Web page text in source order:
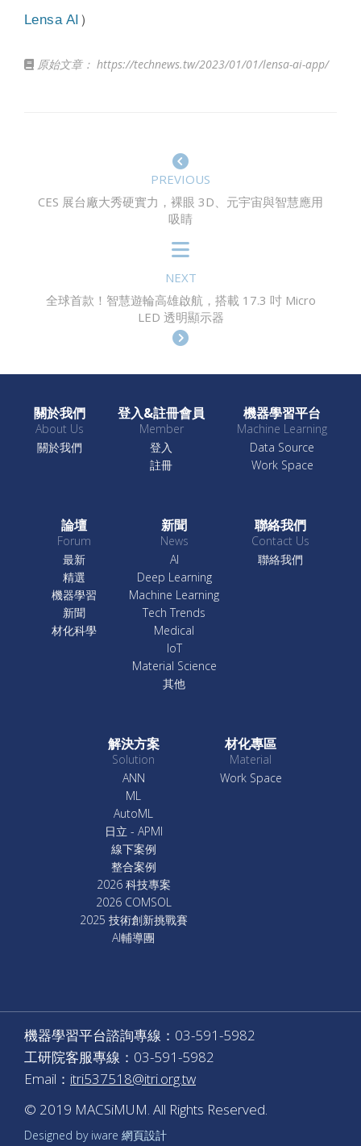
Lensa AI ）
原始文章： https://technews.tw/2023/01/01/lensa-ai-app/
PREVIOUS
CES 展台廠大秀硬實力，裸眼 3D、元宇宙與智慧應用
吸睛
NEXT
全球首款！智慧遊輪高雄啟航，搭載 17.3 吋 Micro
LED 透明顯示器
關於我們
About Us
關於我們
登入&註冊會員
Member
登入
註冊
機器學習平台
Machine Learning
Data Source
Work Space
論壇
Forum
最新
精選
機器學習
新聞
材化科學
新聞
News
AI
Deep Learning
Machine Learning
Tech Trends
Medical
IoT
Material Science
其他
聯絡我們
Contact Us
聯絡我們
解決方案
Solution
ANN
ML
AutoML
日立 - APMI
線下案例
整合案例
2026 科技專案
2026 COMSOL
2025 技術創新挑戰賽
AI輔導團
材化專區
Material
Work Space
機器學習平台諮詢專線：03-591-5982
工研院客服專線：03-591-5982
Email： itri537518@itri.org.tw
© 2019 MACSiMUM. All Rights Reserved.
Designed by iware 網頁設計